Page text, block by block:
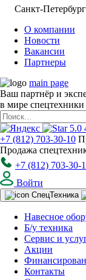
Санкт-Петербург
О компании
Новости
Вакансии
Партнеры
main page
Ваш партнёр и
в мире спецтехники
5.0
+7 (812) 703-30-10
Продажа
+7 (812) 703-30-
Войти
СпецТехника
Навесное
Б/у техника
Сервис и
Акции
Контакты